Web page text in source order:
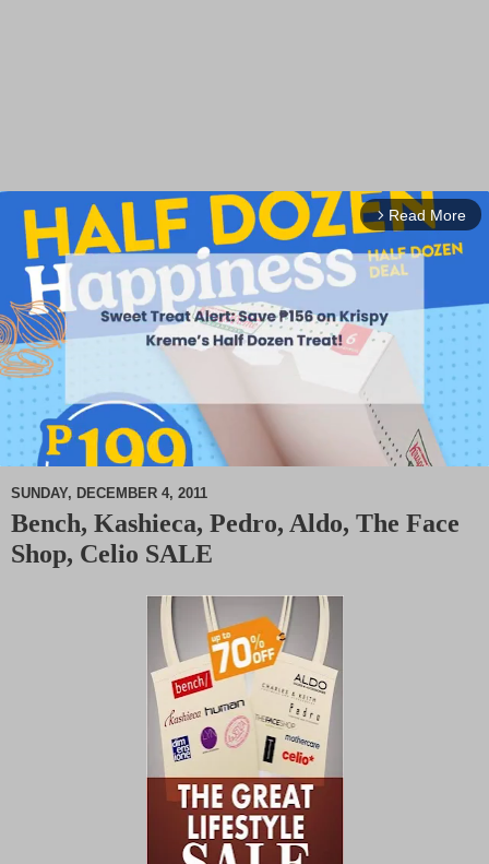
arrow_forward_ios Read More
M
SUNDAY, DECEMBER 4, 2011
Bench, Kashieca, Pedro, Aldo, The Face
Shop, Celio SALE